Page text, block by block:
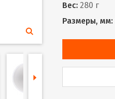
Вес: 280 г
Размеры, мм: